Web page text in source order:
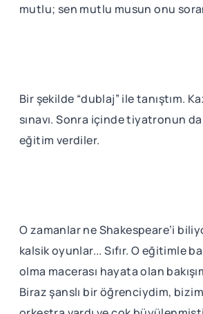
mutlu; sen mutlu musun onu
Bir şekilde “dublaj” ile tanıştım.
sınavı. Sonra içinde tiyatronun
eğitim verdiler.
O zamanlar ne Shakespeare’i
kalsik oyunlar... Sıfır. O eğitimle
olma macerası hayata olan
Biraz şanslı bir öğrenciydim,